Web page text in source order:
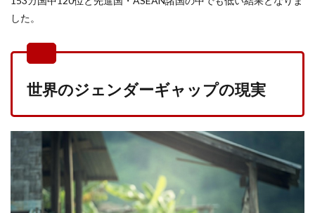
した。
世界のジェンダーギャップの現実